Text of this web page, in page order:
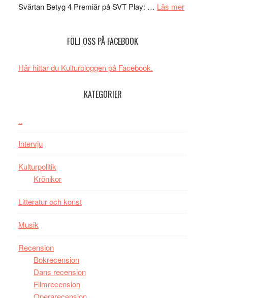
en
tv4
Mauri?
Svärtan Betyg 4 Premiär på SVT Play: … Läs merom
FÖLJ OSS PÅ FACEBOOK
Här hittar du Kulturbloggen på Facebook.
KATEGORIER
..
Intervju
Kulturpolitik
Krönikor
Litteratur och konst
Musik
Recension
Bokrecension
Dans recension
Filmrecension